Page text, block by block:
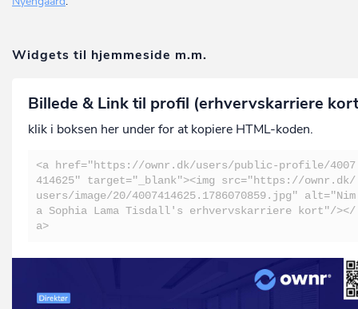
Widgets til hjemmeside m.m.
Billede & Link til profil (erhvervskarriere
klik i boksen her under for at kopiere HTML-koden.
<a href="https://ownr.dk/users/public-profile/4007
414625" target="_blank"><img src="https://ownr.dk/
users/image/20/4007414625.1786070859.jpg" alt="Nim
a Sophia Lama Tisdall's erhvervskarriere kort"/></
a>